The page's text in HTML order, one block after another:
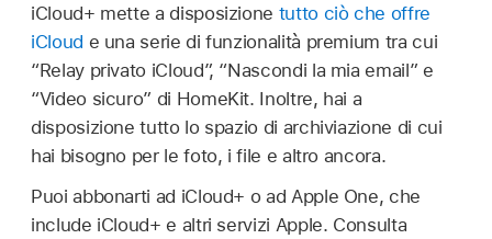
iCloud+ mette a disposizione tutto ciò che offre
iCloud e una serie di funzionalità premium tra cui
“Relay privato iCloud”, “Nascondi la mia email” e
“Video sicuro” di HomeKit. Inoltre, hai a
disposizione tutto lo spazio di archiviazione di cui
hai bisogno per le foto, i file e altro ancora.
Puoi abbonarti ad iCloud+ o ad Apple One, che
include iCloud+ e altri servizi Apple. Consulta